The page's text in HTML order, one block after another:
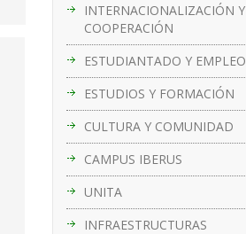
INTERNACIONALIZACIÓN Y
COOPERACIÓN
ESTUDIANTADO Y EMPLEO
ESTUDIOS Y FORMACIÓN
CULTURA Y COMUNIDAD
CAMPUS IBERUS
UNITA
INFRAESTRUCTURAS